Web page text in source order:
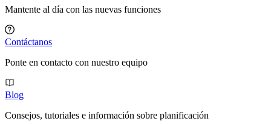
Mantente al día con las nuevas funciones
Contáctanos
Ponte en contacto con nuestro equipo
Blog
Consejos, tutoriales e información sobre planificación